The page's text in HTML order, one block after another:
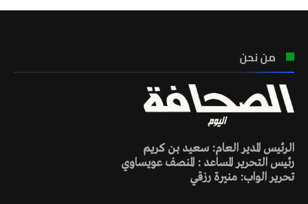
من نحن
الرئيس المدير العام: سعيد بن كريم
رئيس التحرير المساعد : المنصف عويساوي
تحرير الواب: منيرة رزقي